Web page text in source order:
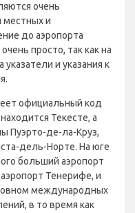
очень
местных и
до аэропорта
просто, так как на
и указания к
официальный код
Текесте, а
Пуэрто-де-ла-Круз,
дель-Норте. На юге
больший аэропорт
Тенерифе, и
международных
в то время как